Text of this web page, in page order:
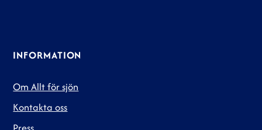
INFORMATION
Om Allt för sjön
Kontakta oss